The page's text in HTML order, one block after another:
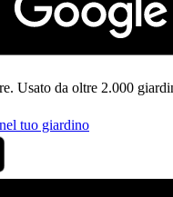
Usato da oltre 2.000
tuo giardino